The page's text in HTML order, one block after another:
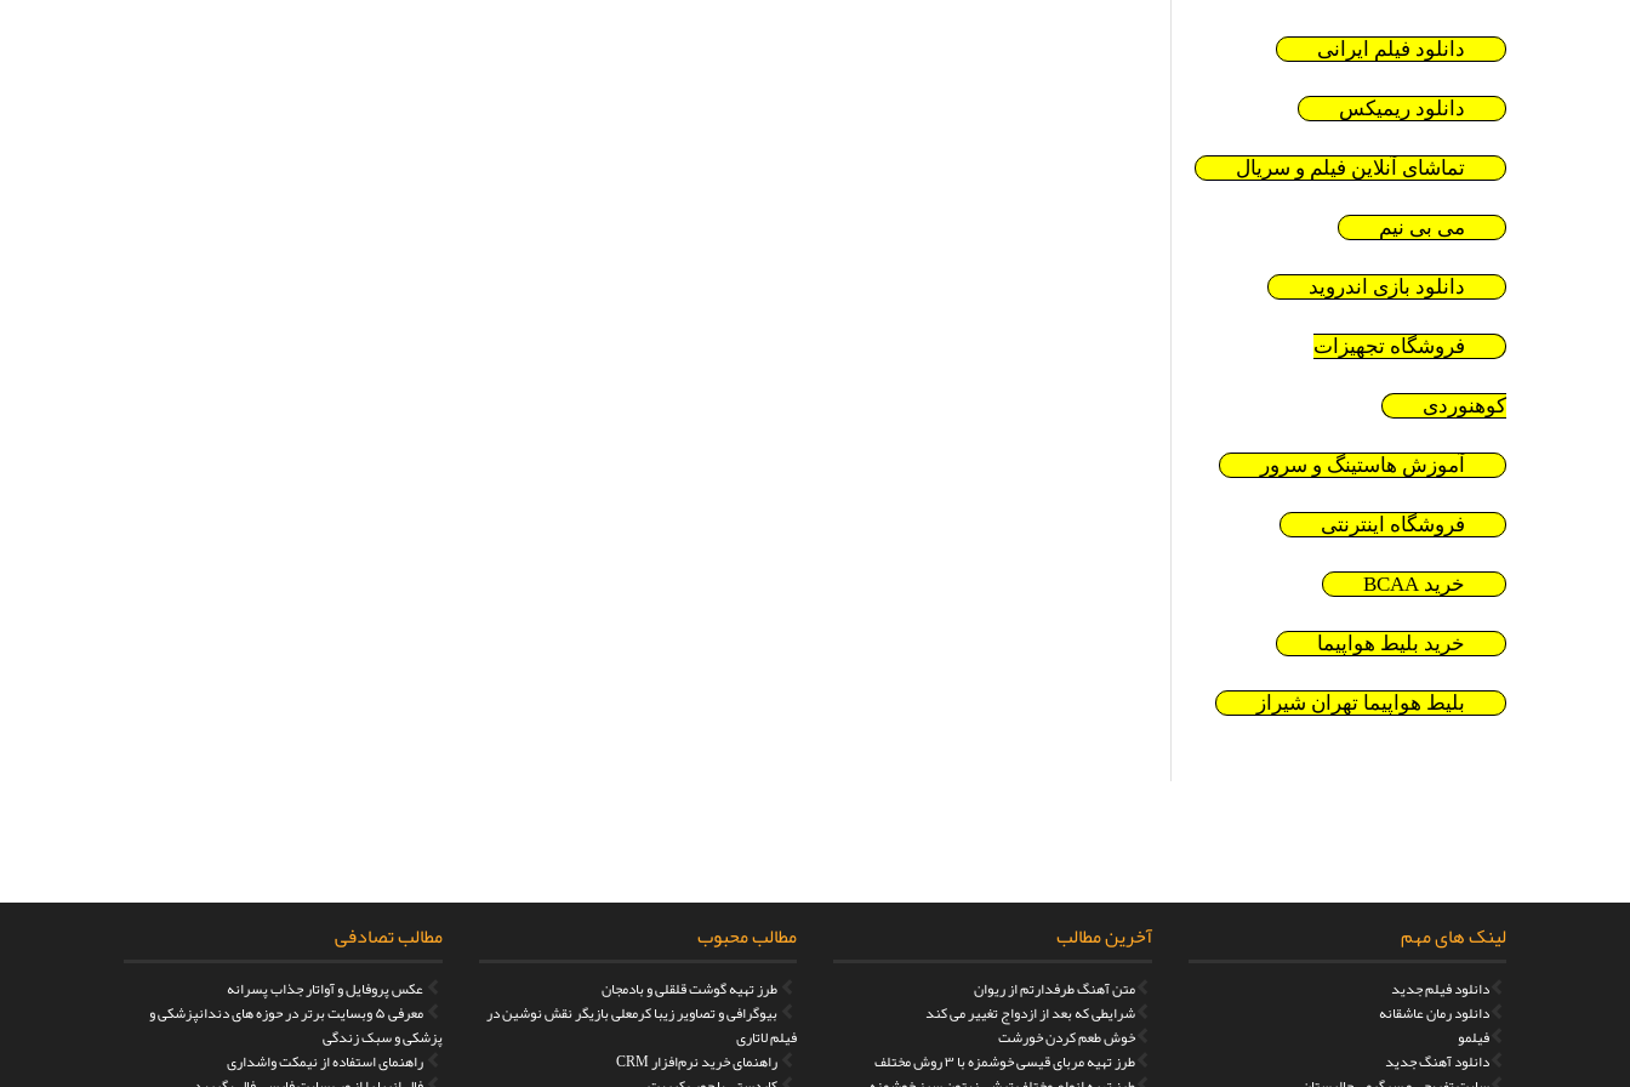
دانلود فیلم ایرانی
دانلود ریمیکس
تماشای آنلاین فیلم و سریال
می بی نیم
دانلود بازی اندروید
فروشگاه تجهیزات
کوهنوردی
آموزش هاستینگ و سرور
فروشگاه اینترنتی
خرید BCAA
خرید بلیط هواپیما
بلیط هواپیما تهران شیراز
لینک های مهم
دانلود فیلم جدید
دانلود رمان عاشقانه
فیلمو
دانلود آهنگ جدید
آخرین مطالب
متن آهنگ طرفدارتم از ریوان
شرایطی که بعد از ازدواج تغییر می کند
خوش طعم کردن خورشت
طرز تهیه مربای قیسی خوشمزه با ۳ روش مختلف
مطالب محبوب
طرز تهیه گوشت قلقلی و بادمجان
بیوگرافی و تصاویر زیبا کرمعلی بازیگر نقش نوشین در
فیلم لاتاری
راهنمای خرید نرم‌افزار CRM
مطالب تصادفی
عکس پروفایل و آواتار جذاب پسرانه
معرفی ۵ وبسایت برتر در حوزه های دندانپزشکی و
پزشکی و سبک زندگی
راهنمای استفاده از نیمکت واشداری